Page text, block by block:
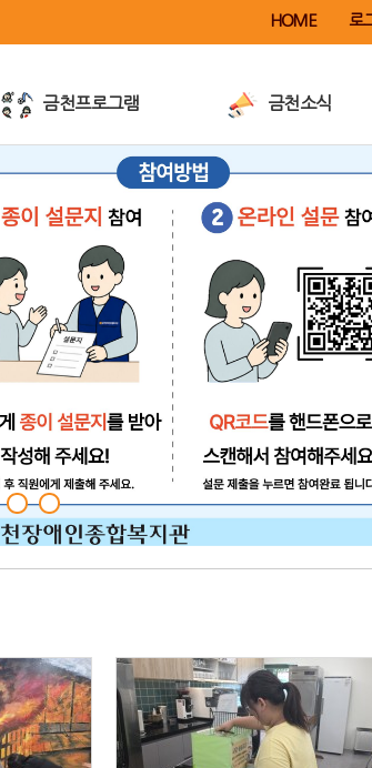
HOME 로
금천프로그램
이용안내
금천소식
공지사항
활동소식
이달의행사
금천TV
금천전자책
반가운가게
언론보도/홍보